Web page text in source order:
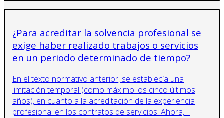
¿Para acreditar la solvencia profesional se
exige haber realizado trabajos o servicios
en un periodo determinado de tiempo?
En el texto normativo anterior, se establecía una
limitación temporal (como máximo los cinco últimos
años), en cuanto a la acreditación de la experiencia
profesional en los contratos de servicios. Ahora,…